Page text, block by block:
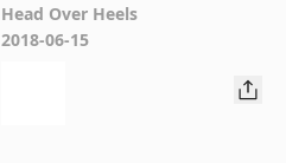
Head Over Heels
2018-06-15